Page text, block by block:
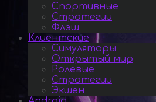
Спортивные
Стратегии
Флэш
Клиентские
Симуляторы
Открытый мир
Ролевые
Стратегии
Экшен